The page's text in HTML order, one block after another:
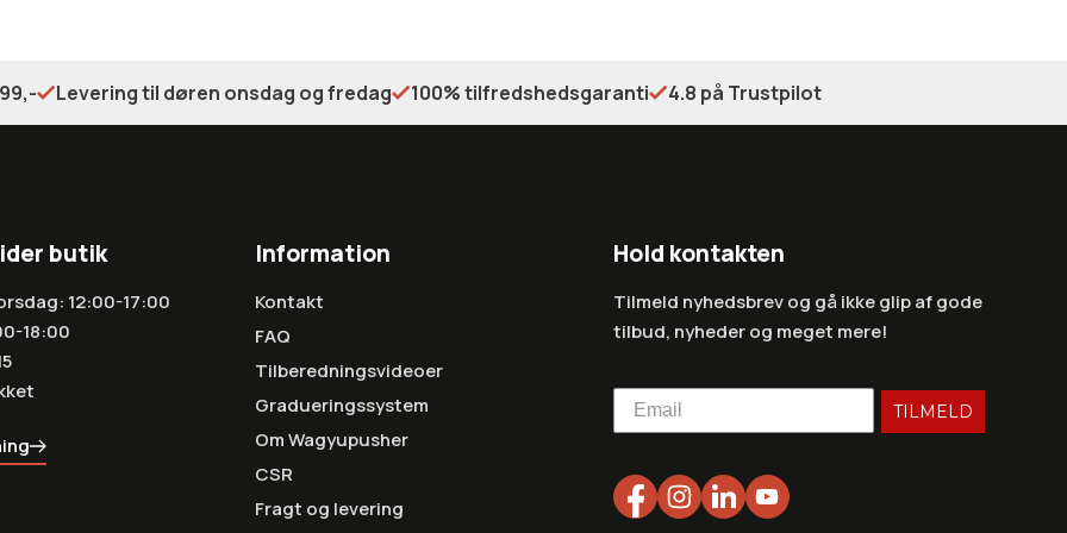
Levering til døren onsdag og fredag 100% tilfredshedsgaranti 4.8 på Trustpilot
butik
12:00-17:00
18:00
Information
Kontakt
FAQ
Tilberedningsvideoer
Gradueringssystem
Om Wagyupusher
CSR
Fragt og levering
Hold kontakten
Tilmeld nyhedsbrev og gå ikke glip af gode
tilbud, nyheder og meget mere!
TILMELD